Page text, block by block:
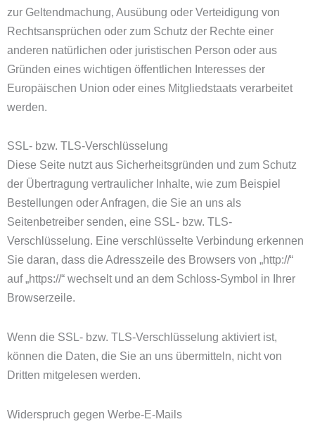
zur Geltendmachung, Ausübung oder Verteidigung von
Rechtsansprüchen oder zum Schutz der Rechte einer
anderen natürlichen oder juristischen Person oder aus
Gründen eines wichtigen öffentlichen Interesses der
Europäischen Union oder eines Mitgliedstaats verarbeitet
werden.
SSL- bzw. TLS-Verschlüsselung
Diese Seite nutzt aus Sicherheitsgründen und zum Schutz
der Übertragung vertraulicher Inhalte, wie zum Beispiel
Bestellungen oder Anfragen, die Sie an uns als
Seitenbetreiber senden, eine SSL- bzw. TLS-
Verschlüsselung. Eine verschlüsselte Verbindung erkennen
Sie daran, dass die Adresszeile des Browsers von „http://“
auf „https://“ wechselt und an dem Schloss-Symbol in Ihrer
Browserzeile.
Wenn die SSL- bzw. TLS-Verschlüsselung aktiviert ist,
können die Daten, die Sie an uns übermitteln, nicht von
Dritten mitgelesen werden.
Widerspruch gegen Werbe-E-Mails